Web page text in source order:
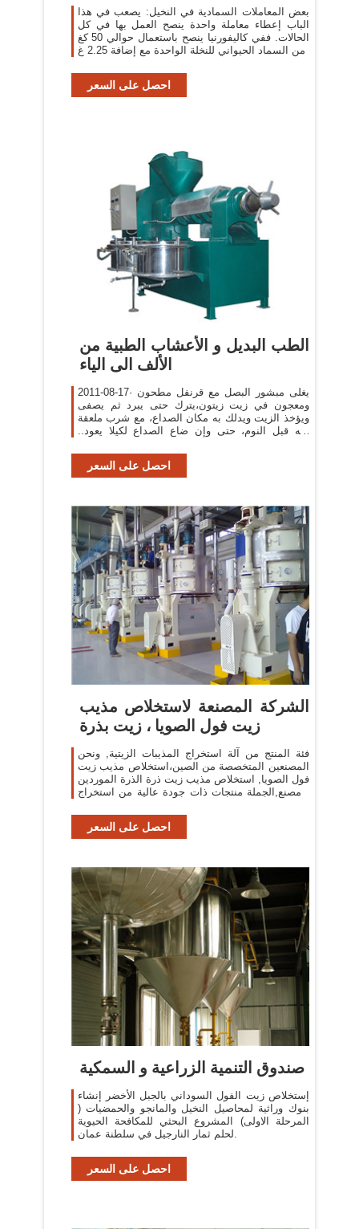
بعض المعاملات السمادية في النخيل: يصعب في هذا
الباب إعطاء معاملة واحدة ينصح العمل بها في كل
الحالات. ففي كاليفورنيا ينصح باستعمال حوالي 50 كغ
من السماد الحيواني للنخلة الواحدة مع إضافة 2.25 غ
احصل على السعر
الطب البديل و الأعشاب الطبية من
الألف الى الياء
2011-08-17· يغلى مبشور البصل مع قرنفل مطحون
ومعجون في زيت زيتون،يترك حتى يبرد ثم يصفى
ويؤخذ الزيت ويدلك به مكان الصداع، مع شرب ملعقة
منه قبل النوم، حتى وإن ضاع الصداع لكيلا يعود..
احصل على السعر
الشركة المصنعة لاستخلاص مذيب
زيت فول الصويا ، زيت بذرة
فئة المنتج من آلة استخراج المذيبات الزيتية, ونحن
المصنعين المتخصصة من الصين،استخلاص مذيب زيت
فول الصويا, استخلاص مذيب زيت ذرة الذرة الموردين
/ مصنع,الجملة منتجات ذات جودة عالية من استخراج
احصل على السعر
صندوق التنمية الزراعية و السمكية
إستخلاص زيت الفول السوداني بالجبل الأخضر إنشاء
بنوك وراثية لمحاصيل النخيل والمانجو والحمضيات (
المرحلة الاولى) المشروع البحثي للمكافحة الحيوية
لحلم ثمار النارجيل في سلطنة عمان.
احصل على السعر